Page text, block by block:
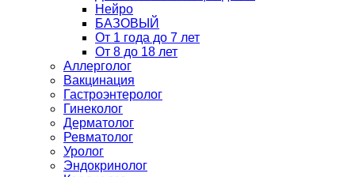
Нейро
БАЗОВЫЙ
От 1 года до 7 лет
От 8 до 18 лет
Аллерголог
Вакцинация
Гастроэнтеролог
Гинеколог
Дерматолог
Ревматолог
Уролог
Эндокринолог